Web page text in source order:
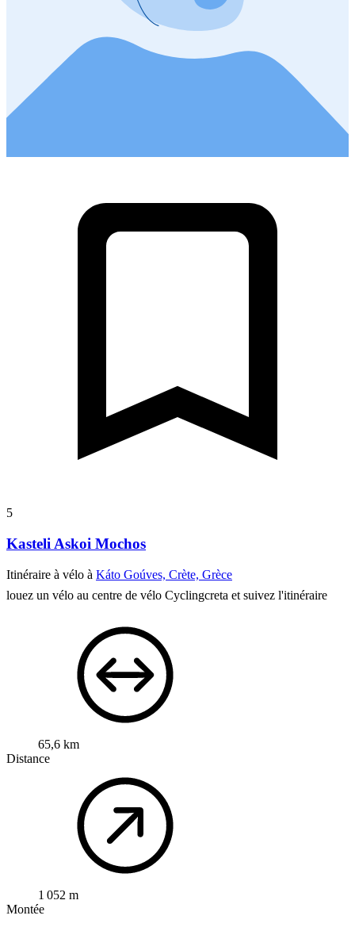
5
Kasteli Askoi Mochos
Itinéraire à vélo à Káto Goúves, Crète, Grèce
louez un vélo au centre de vélo Cyclingcreta et suivez l'itinéraire
65,6 km
Distance
1 052 m
Montée